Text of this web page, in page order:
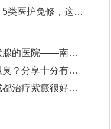
全国通用，5类医护免修，这波学
专业治甲状腺的医院——南京新协
怎么去除狐臭？分享十分有效的狐
西南地区成都治疗紫癜很好的医院